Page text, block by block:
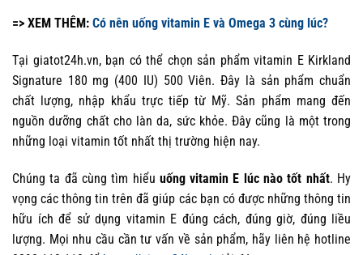
=> XEM THÊM: Có nên uống vitamin E và Omega 3 cùng lúc?
Tại giatot24h.vn, bạn có thể chọn sản phẩm vitamin E Kirkland
Signature 180 mg (400 IU) 500 Viên. Đây là sản phẩm chuẩn
chất lượng, nhập khẩu trực tiếp từ Mỹ. Sản phẩm mang đến
nguồn dưỡng chất cho làn da, sức khỏe. Đây cũng là một trong
những loại vitamin tốt nhất thị trường hiện nay.
Chúng ta đã cùng tìm hiểu uống vitamin E lúc nào tốt nhất. Hy
vọng các thông tin trên đã giúp các bạn có được những thông tin
hữu ích để sử dụng vitamin E đúng cách, đúng giờ, đúng liều
lượng. Mọi nhu cầu cần tư vấn về sản phẩm, hãy liên hệ hotline